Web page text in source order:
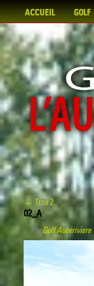
ACCUEIL GOLF
← Trou 2
02_A
Par Golf Auberiviere